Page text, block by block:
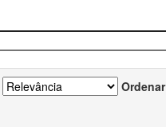
Ordenar